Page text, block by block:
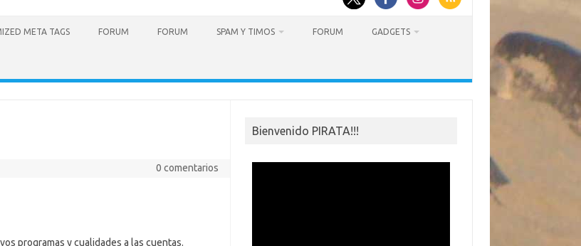
META TAGS FORUM FORUM SPAM Y TIMOS FORUM GADGETS
0 comentarios
programas y cualidades a las cuentas.
Bienvenido PIRATA!!!